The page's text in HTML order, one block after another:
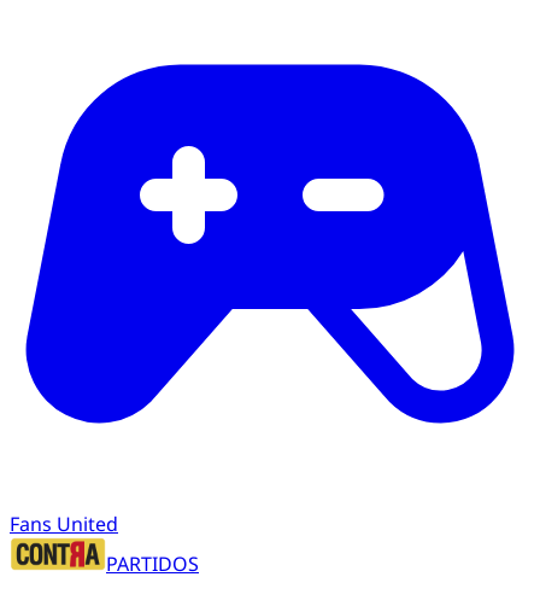
Fans United
PARTIDOS